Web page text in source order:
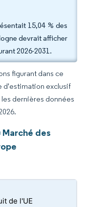
15,04 % des
devrait afficher
2026-2031.
figurant dans ce
d'estimation exclusif
dernières données
des
de l'UE